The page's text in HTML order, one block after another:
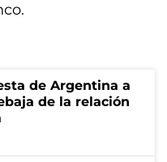
de Argentina a
de la relación